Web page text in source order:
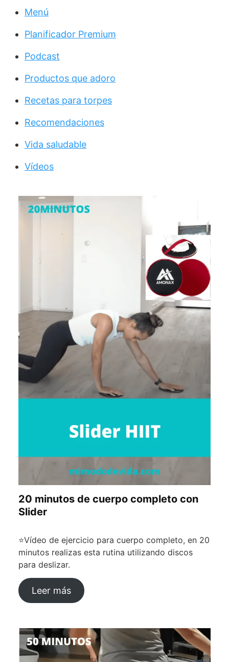
Menú
Planificador Premium
Podcast
Productos que adoro
Recetas para torpes
Recomendaciones
Vida saludable
Vídeos
20 minutos de cuerpo completo con
Slider
⭐Vídeo de ejercicio para cuerpo completo, en 20
minutos realizas esta rutina utilizando discos
para deslizar.
Leer más